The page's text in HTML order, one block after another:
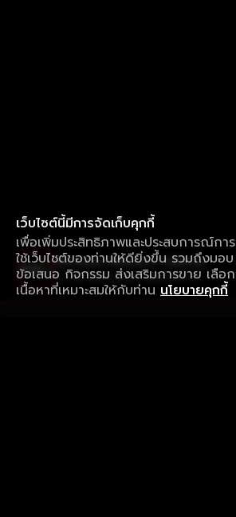
เว็บไซต์นี้มีการจัดเก็บคุกกี้
เพื่อเพิ่มประสิทธิภาพและประสบการณ์การ
ใช้เว็บไซต์ของท่านให้ดียิ่งขึ้น รวมถึงมอบ
ข้อเสนอ กิจกรรม ส่งเสริมการขาย เลือก
เนื้อหาที่เหมาะสมให้กับท่าน นโยบายคุกกี้
ใช้งานแอป ลื่นไหลกว่า ไม่มีสะดุด
ดาวน์โหลดแอปเพื่อการรับชมที่ดีกว่า